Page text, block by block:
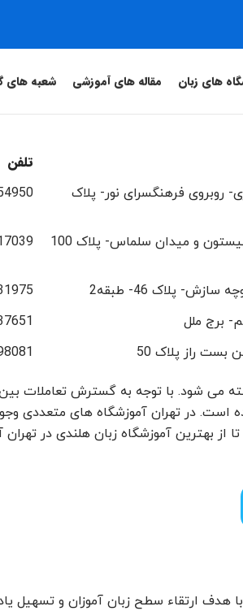
های زبان مقاله های آموزشی شعبه های
تلفن
روبروی فرهنگسرای نور- پلاک
و میدان سلماس- پلاک 100
پلاک 46- طبقه2
برج ملل
راز پلاک 50
می شود. با توجه به گسترش تعاملات بین
است. در تهران آموزشگاه های متعددی
از بهترین آموزشگاه زبان هلندی در تهران
هدف ارتقاء سطح زبان آموزان و تسهیل